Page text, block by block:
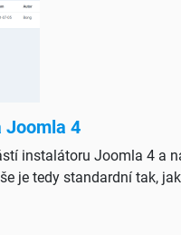
Joomla 4
instalátoru Joomla 4 a
je tedy standardní tak,